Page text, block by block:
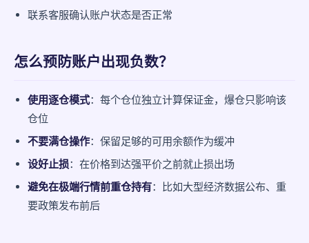
联系客服确认账户状态是否正常
怎么预防账户出现负数？
使用逐仓模式：每个仓位独立计算保证金，爆仓只影响该
仓位
不要满仓操作：保留足够的可用余额作为缓冲
设好止损：在价格到达强平价之前就止损出场
避免在极端行情前重仓持有：比如大型经济数据公布、重
要政策发布前后